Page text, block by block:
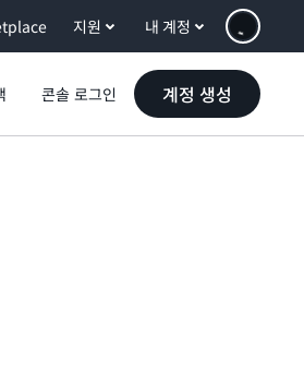
지원 내 계정
콘솔 로그인 계정 생성